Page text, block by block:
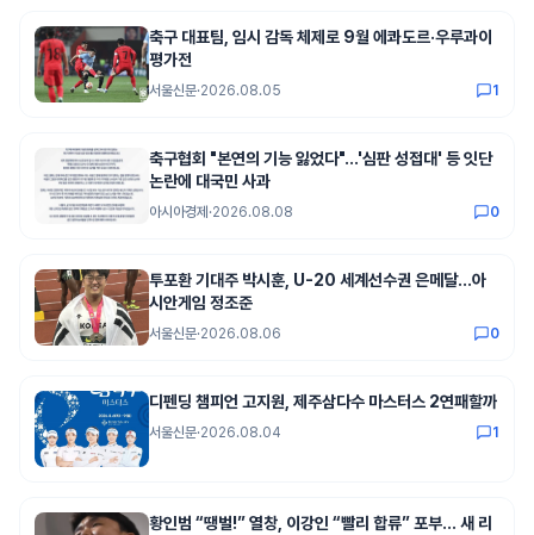
축구 대표팀, 임시 감독 체제로 9월 에콰도르·우루과이
평가전
서울신문·2026.08.05 1
축구협회 "본연의 기능 잃었다"…'심판 성접대' 등 잇단
논란에 대국민 사과
아시아경제 ·2026.08.08 0
투포환 기대주 박시훈, U-20 세계선수권 은메달…아
시안게임 정조준
서울신문·2026.08.06 0
디펜딩 챔피언 고지원, 제주삼다수 마스터스 2연패할까
서울신문·2026.08.04 1
황인범 “땡벌!” 열창, 이강인 “빨리 합류” 포부… 새 리